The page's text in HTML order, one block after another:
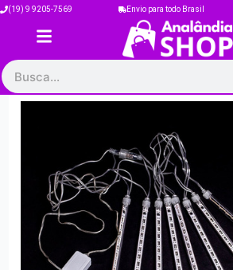
Ir
conteúdo
Pesquisar
(19) 9 9205-7569 Envio para todo Brasil